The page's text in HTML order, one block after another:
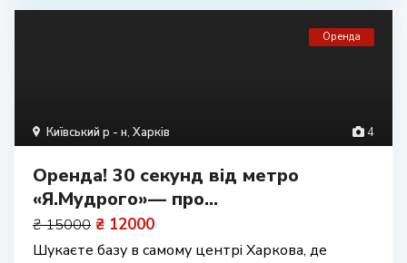
4
Київський р - н, Харків
Оренда
Оренда! 30 секунд від метро
«Я.Мудрого»— про...
₴ 15000 ₴ 12000
Шукаєте базу в самому центрі Харкова, де